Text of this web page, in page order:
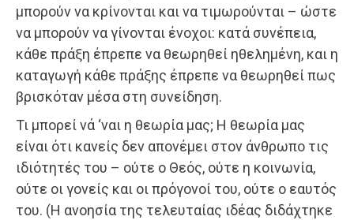
μπορούν να κρίνονται και να τιμωρούνται – ώστε
να μπορούν να γίνονται ένοχοι: κατά συνέπεια,
κάθε πράξη έπρεπε να θεωρηθεί ηθελημένη, και η
καταγωγή κάθε πράξης έπρεπε να θεωρηθεί πως
βρισκόταν μέσα στη συνείδηση.
Τι μπορεί νά ‘ναι η θεωρία μας; Η θεωρία μας
είναι ότι κανείς δεν απονέμει στον άνθρωπο τις
ιδιότητές του – ούτε ο Θεός, ούτε η κοινωνία,
ούτε οι γονείς και οι πρόγονοί του, ούτε ο εαυτός
του. (Η ανοησία της τελευταίας ιδέας διδάχτηκε